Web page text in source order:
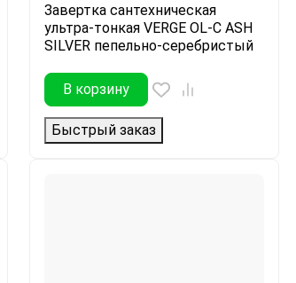
Завертка сантехническая
ультра-тонкая VERGE OL-C ASH
SILVER пепельно-серебристый
В корзину
Быстрый заказ